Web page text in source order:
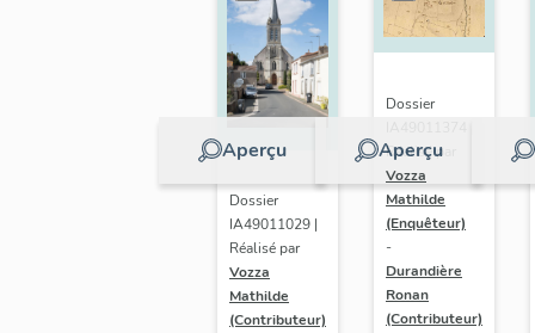
; usine
de
construction
métallique
et
d'éléments
préfabriqués,
actuellement
désaffectée
Aperçu
Dossier
IA49011029 |
Réalisé par
Vozza
Mathilde
(Contributeur)
Aperçu
Dossier
Réalisé par
Vozza
Mathilde
(Enquêteur)
-
Durandière
Ronan
(Contributeur)